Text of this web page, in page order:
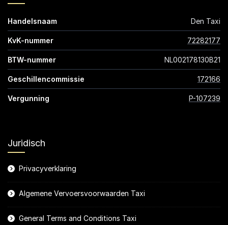
Handelsnaam Den Taxi
KvK-nummer 72282177
BTW-nummer NL002178130B21
Geschillencommissie 172166
Vergunning P-107239
Juridisch
Privacyverklaring
Algemene Vervoersvoorwaarden Taxi
General Terms and Conditions Taxi